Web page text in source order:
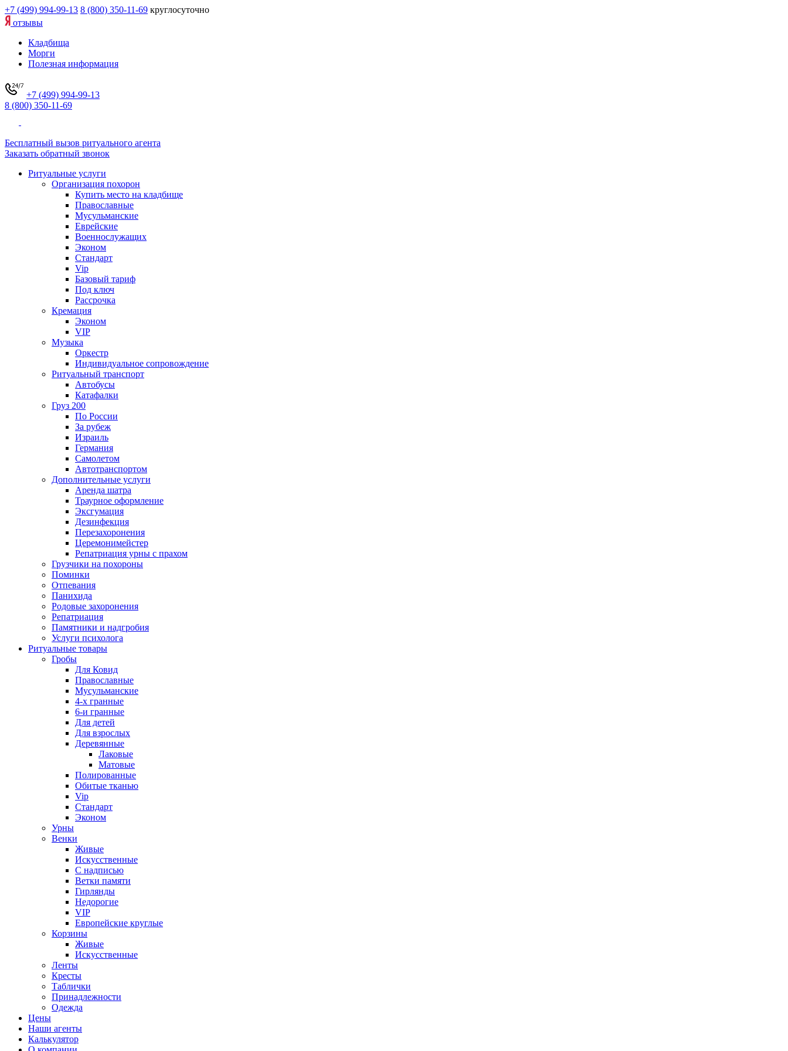
+7 (499) 994-99-13 8 (800) 350-11-69 круглосуточно
отзывы
Кладбища
Морги
Полезная информация
+7 (499) 994-99-13
8 (800) 350-11-69
Бесплатный вызов ритуального агента
Заказать обратный звонок
Ритуальные услуги
Организация похорон
Купить место на кладбище
Православные
Мусульманские
Еврейские
Военнослужащих
Эконом
Стандарт
Vip
Базовый тариф
Под ключ
Рассрочка
Кремация
Эконом
VIP
Музыка
Оркестр
Индивидуальное сопровождение
Ритуальный транспорт
Автобусы
Катафалки
Груз 200
По России
За рубеж
Израиль
Германия
Самолетом
Автотранспортом
Дополнительные услуги
Аренда шатра
Траурное оформление
Эксгумация
Дезинфекция
Перезахоронения
Церемонимейстер
Репатриация урны с прахом
Грузчики на похороны
Поминки
Отпевания
Панихида
Родовые захоронения
Репатриация
Памятники и надгробия
Услуги психолога
Ритуальные товары
Гробы
Для Ковид
Православные
Мусульманские
4-х гранные
6-и гранные
Для детей
Для взрослых
Деревянные
Лаковые
Матовые
Полированные
Обитые тканью
Vip
Стандарт
Эконом
Урны
Венки
Живые
Искусственные
С надписью
Ветки памяти
Гирлянды
Недорогие
VIP
Европейские круглые
Корзины
Живые
Искусственные
Ленты
Кресты
Таблички
Принадлежности
Одежда
Цены
Наши агенты
Калькулятор